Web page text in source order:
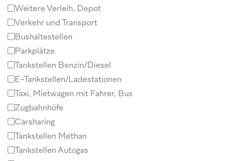
Weitere Verleih, Depot
Verkehr und Transport
Bushaltestellen
Parkplätze
Tankstellen Benzin/Diesel
E-Tankstellen/Ladestationen
Taxi, Mietwagen mit Fahrer, Bus
Zugbahnhöfe
Carsharing
Tankstellen Methan
Tankstellen Autogas